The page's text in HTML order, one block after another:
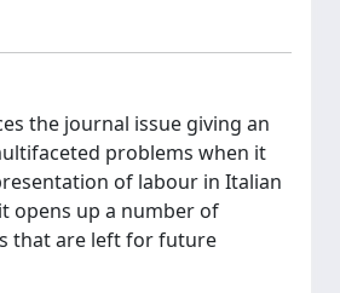
the journal issue giving an
problems when it
of labour in Italian
opens up a number of
that are left for future